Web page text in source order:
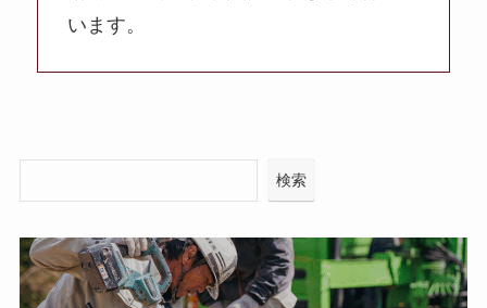
います。
検索